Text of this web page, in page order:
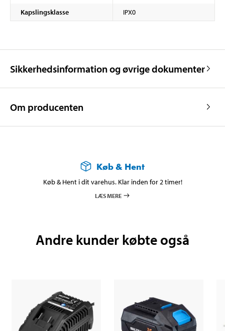
Kapslingsklasse
IPX0
Sikkerhedsinformation og øvrige dokumenter
Om producenten
Køb & Hent
Køb & Hent i dit varehus. Klar inden for 2 timer!
LÆS MERE
Andre kunder købte også